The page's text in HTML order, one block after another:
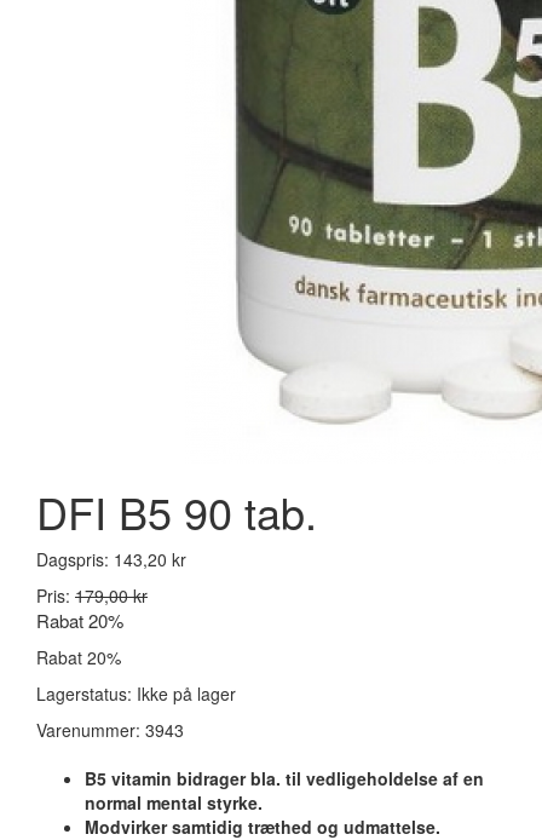
DFI B5 90 tab.
Dagspris: 143,20 kr
Pris: 179,00 kr
Rabat 20%
Rabat 20%
Lagerstatus: Ikke på lager
Varenummer: 3943
B5 vitamin bidrager bla. til vedligeholdelse af en
normal mental styrke.
Modvirker samtidig træthed og udmattelse.